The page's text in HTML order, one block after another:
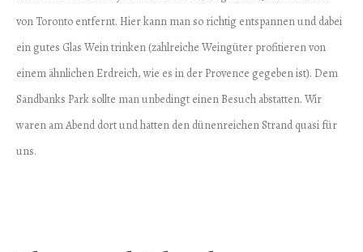
von Toronto entfernt. Hier kann man so richtig entspannen und dabei
ein gutes Glas Wein trinken (zahlreiche Weingüter profitieren von
einem ähnlichen Erdreich, wie es in der Provence gegeben ist). Dem
Sandbanks Park sollte man unbedingt einen Besuch abstatten. Wir
waren am Abend dort und hatten den dünenreichen Strand quasi für
uns.